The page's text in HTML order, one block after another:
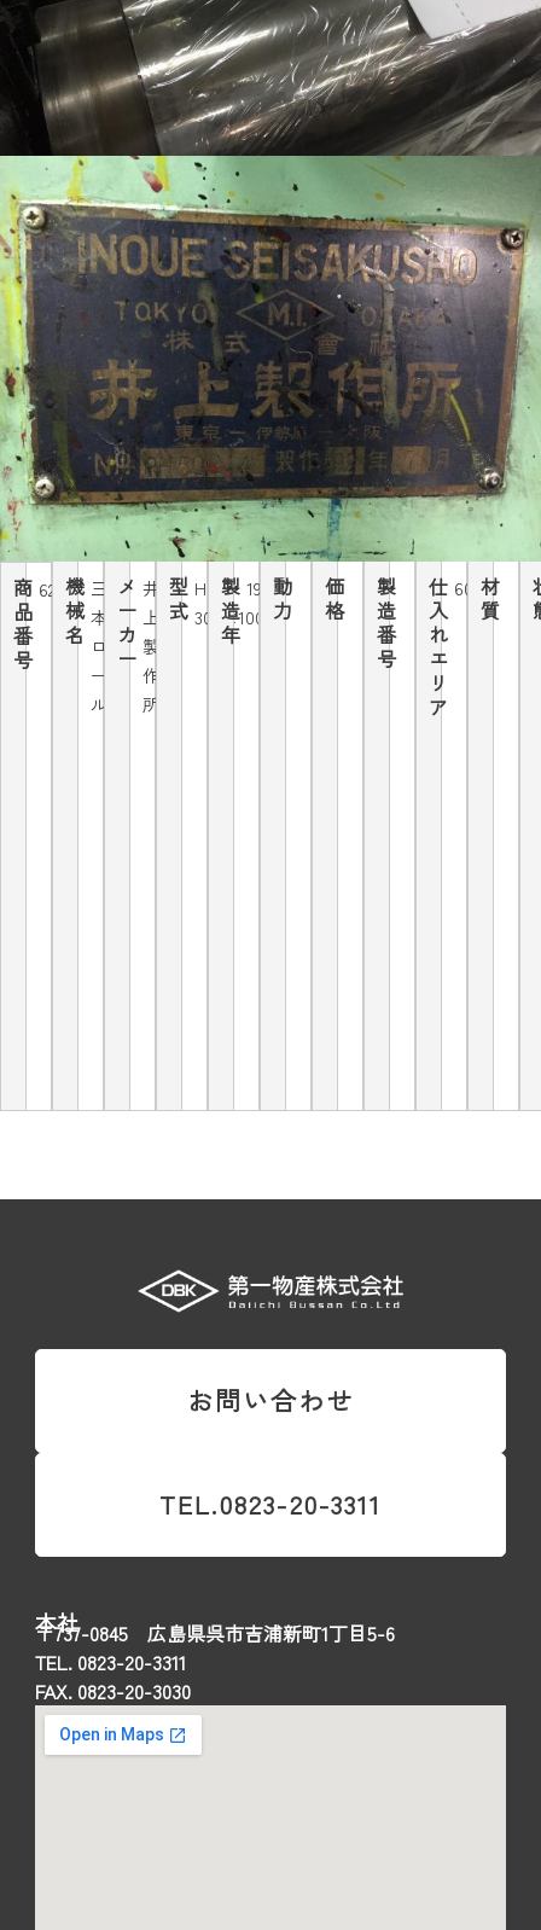
商
品
番
号
6204機
械
名
三
本
ロ
ー
ル
メ
ー
カ
ー
井
上
製
作
所
型
式
HH-
306×1000
製
造
年
1992.7
動
力
価
格
製
造
番
号
仕
入
れ
エ
リ
ア
60Hz
材
質
お問い合わせ
TEL.0823-20-3311
本社
〒737-0845 広島県呉市吉浦新町1丁目5-6
TEL. 0823-20-3311
FAX. 0823-20-3030